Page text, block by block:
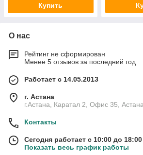
Купить
О нас
Рейтинг не сформирован
Менее 5 отзывов за последний год
Работает с 14.05.2013
г. Астана
г.Астана, Каратал 2, Офис 35,
Контакты
Сегодня работает с 10:00 до 18:00
Показать весь график работы